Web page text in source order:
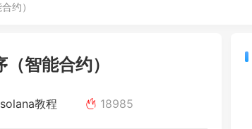
约）
智能合约）
solana教程 18985